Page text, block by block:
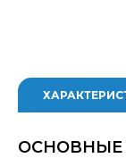
ОСНОВНЫЕ